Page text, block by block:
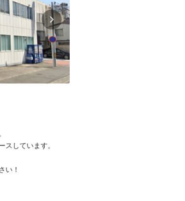
スしています。
い！